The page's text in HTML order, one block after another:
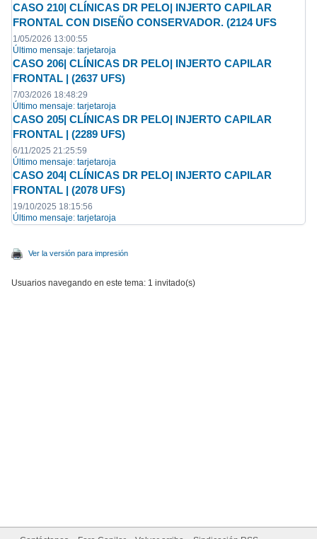
CASO 210| CLÍNICAS DR PELO| INJERTO CAPILAR
FRONTAL CON DISEÑO CONSERVADOR. (2124 UFS
1/05/2026 13:00:55
Último mensaje:tarjetaroja
CASO 206| CLÍNICAS DR PELO| INJERTO CAPILAR
FRONTAL | (2637 UFS)
7/03/2026 18:48:29
Último mensaje:tarjetaroja
CASO 205| CLÍNICAS DR PELO| INJERTO CAPILAR
FRONTAL | (2289 UFS)
6/11/2025 21:25:59
Último mensaje:tarjetaroja
CASO 204| CLÍNICAS DR PELO| INJERTO CAPILAR
FRONTAL | (2078 UFS)
19/10/2025 18:15:56
Último mensaje:tarjetaroja
Ver la versión para impresión
Usuarios navegando en este tema: 1 invitado(s)